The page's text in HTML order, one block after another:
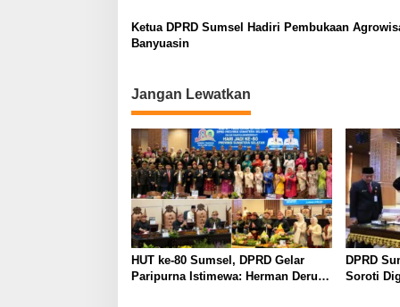
i
o
s
Ketua DPRD Sumsel Hadiri Pembukaan
Banyuasin
Jangan Lewatkan
HUT ke-80 Sumsel, DPRD Gelar
Paripurna Istimewa: Herman Deru
DPRD
Soroti